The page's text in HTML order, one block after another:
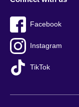
Facebook
Instagram
TikTok